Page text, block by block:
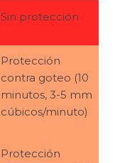
Sin protección
Protección
contra goteo (10
minutos, 3-5 mm
cúbicos/minuto)
Protección